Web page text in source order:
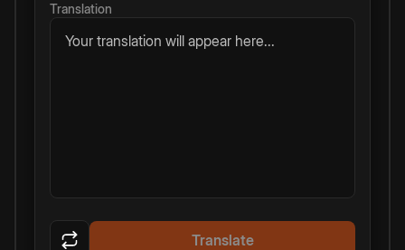
Translation
Your translation will appear here...
Translate